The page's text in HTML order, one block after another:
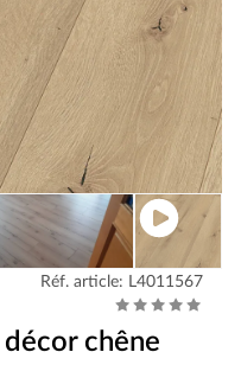
Réf. article: L4011567
chêne